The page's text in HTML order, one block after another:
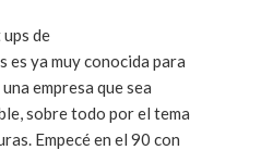
de
es ya muy conocida para
empresa que sea
sobre todo por el tema
de las infraestructuras. Empecé en el 90 con